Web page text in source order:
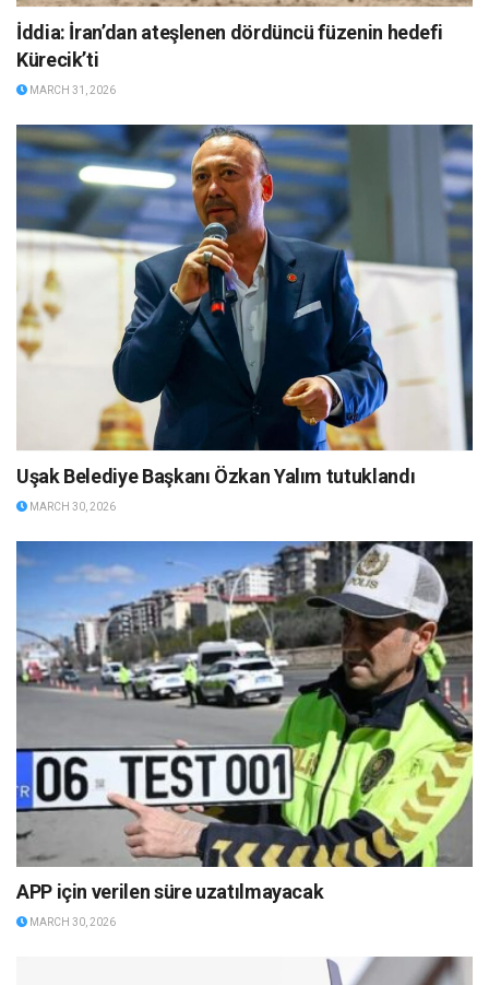
İddia: İran’dan ateşlenen dördüncü füzenin hedefi
Kürecik’ti
MARCH 31, 2026
Uşak Belediye Başkanı Özkan Yalım tutuklandı
MARCH 30, 2026
APP için verilen süre uzatılmayacak
MARCH 30, 2026